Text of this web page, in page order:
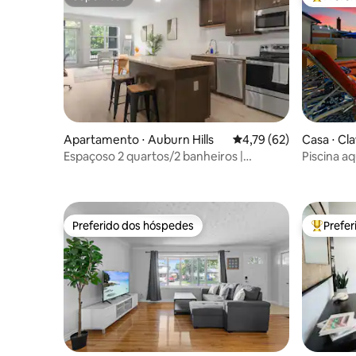
Superhost
Apartamento ⋅ Auburn Hills 4,79 de uma
4,79 (62)
Espaçoso 2 quartos/2 banheiros |
Entre os
Casa ⋅
Piscina
Preferido dos hóspedes
Preferido dos hóspedes Entre os